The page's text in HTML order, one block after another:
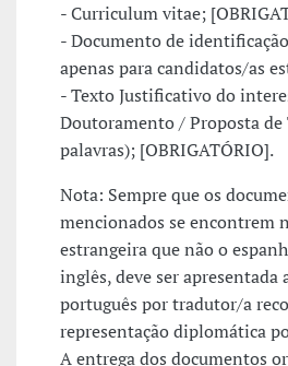
- Curriculum vitae;
- Documento de
apenas para candidatos/as
- Texto Justificativo do
Doutoramento / Proposta de
palavras); [OBRIGATÓRIO].
Nota: Sempre que os
mencionados se encontrem
estrangeira que não o
inglês, deve ser apresentada
português por tradutor/a
representação diplomática
A entrega dos documentos